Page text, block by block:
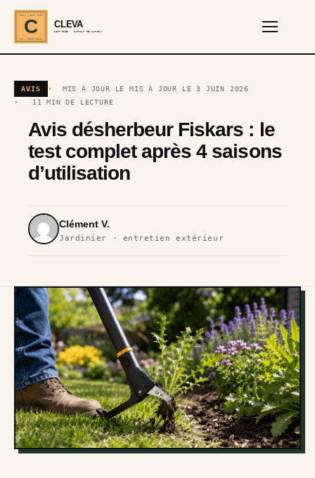
C
CLEVA · EST. 2024
REF · GARDEN TOOLS
CLEVA
SERVICES · OUTILS DE JARDIN
AVIS
MIS À JOUR LE MIS À JOUR LE 3 JUIN 2026
11 MIN DE LECTURE
Avis désherbeur Fiskars : le
test complet après 4 saisons
d’utilisation
Clément V.
Jardinier · entretien extérieur